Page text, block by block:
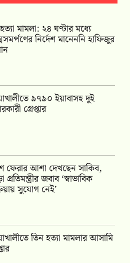
মামলা: ২৪ ঘণ্টার মধ্যে
নির্দেশ মানেননি হাফিজুর
৯৭৯০ ইয়াবাসহ দুই
গ্রেপ্তার
ফেরার আশা দেখছেন সাকিব,
প্রতিমন্ত্রীর জবাব ‘স্বাভাবিক
সুযোগ নেই’
তিন হত্যা মামলার আসামি